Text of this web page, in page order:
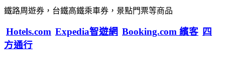
鐵路周遊券，台鐵高鐵乘車券，景點門票等商品
Hotels.com Expedia智遊網 Booking.com 繽客 四
方通行